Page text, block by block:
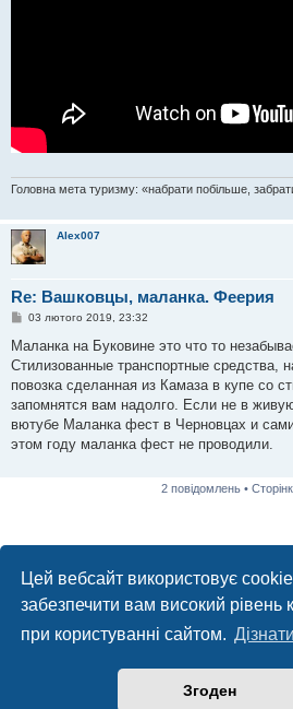
Цей вебсайт використовує
забезпечити вам високий рівень
при користуванні сайтом.
Згоден
Головна мета туризму: «набрати побільше,
Alex007
Re: Вашковцы, маланка. Феерия
П
в
д
о
л
е
н
03 лютого 2019, 23:32
Маланка на Буковине это что то
Стилизованные транспортные средства,
повозка сделанная из Камаза в купе со
запомнятся вам надолго. Если не в
вютубе Маланка фест в Черновцах и
этом году маланка фест не проводили.
2 повідомлень •
Зараз переглядають цей форум:ClaudeBot [бот
бот],SERankingBacklinksBot [SEO бот]і 0 гостей
Магазин спорядження Туристичний
Працює на phpBB® Forum
Конфіденційність